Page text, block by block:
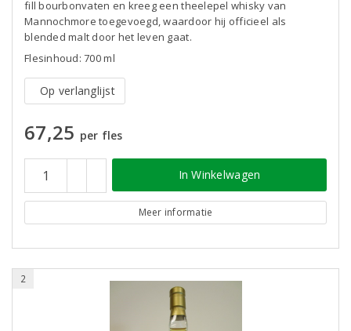
fill bourbonvaten en kreeg een theelepel whisky van
Mannochmore toegevoegd, waardoor hij officieel als
blended malt door het leven gaat.
Flesinhoud: 700 ml
Op verlanglijst
67,25 per fles
In Winkelwagen
Meer informatie
2